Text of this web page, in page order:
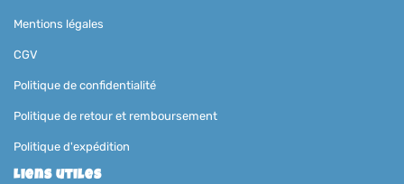
Mentions légales
CGV
Politique de confidentialité
Politique de retour et remboursement
Politique d'expédition
Liens utiles